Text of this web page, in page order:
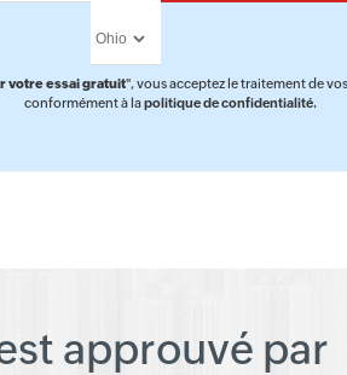
votre essai gratuit", vous acceptez le traitement de
conformément à lapolitique de confidentialité.
approuvé par